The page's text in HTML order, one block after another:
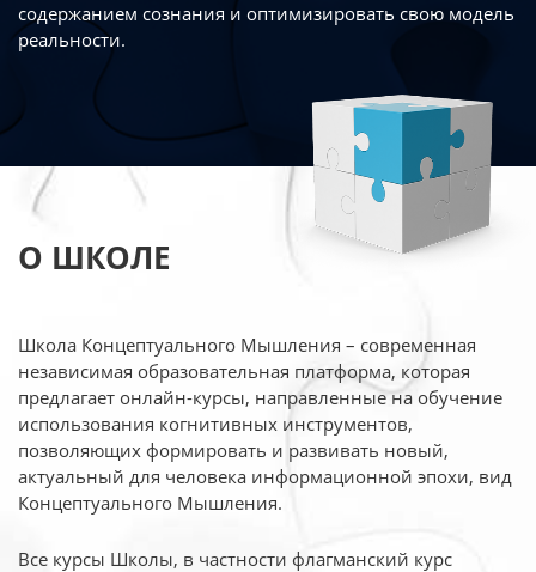
содержанием сознания и оптимизировать свою модель
реальности.
О ШКОЛЕ
Школа Концептуального Мышления – современная
независимая образовательная платформа, которая
предлагает онлайн-курсы, направленные на обучение
использования когнитивных инструментов,
позволяющих формировать и развивать новый,
актуальный для человека информационной эпохи, вид
Концептуального Мышления.
Все курсы Школы, в частности флагманский курс